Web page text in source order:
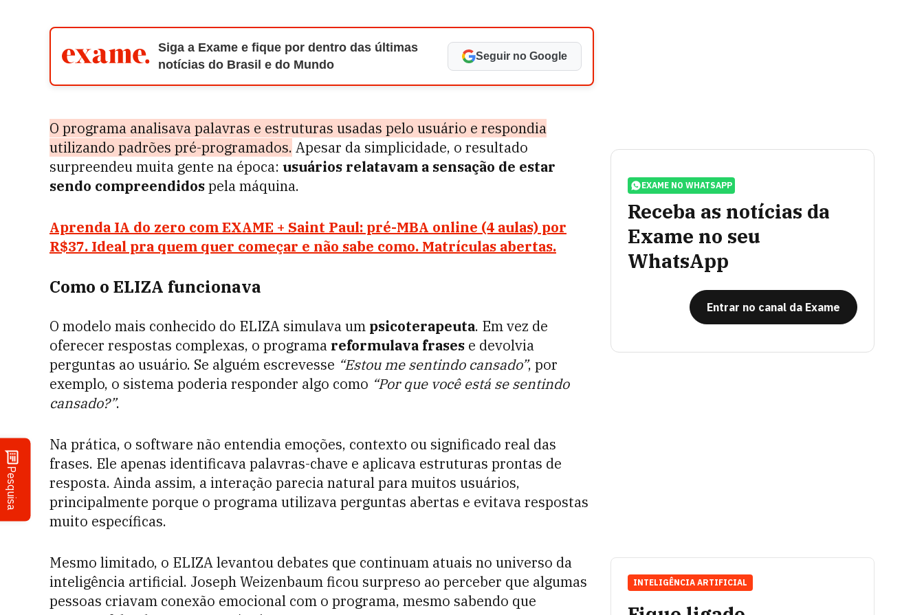
Pesquisa
Siga a Exame e fique por dentro das últimas
notícias do Brasil e do Mundo
Seguir no Google
O programa analisava palavras e estruturas usadas pelo usuário e respondia
utilizando padrões pré-programados. Apesar da simplicidade, o resultado
surpreendeu muita gente na época: usuários relatavam a sensação de estar
sendo compreendidospela máquina.
Aprenda IA do zero com EXAME + Saint Paul: pré-MBA online (4 aulas) por
R$37. Ideal pra quem quer começar e não sabe como. Matrículas abertas.
Como o ELIZA funcionava
O modelo mais conhecido do ELIZA simulava um psicoterapeuta. Em vez de
oferecer respostas complexas, o programa reformulava frases e devolvia
perguntas ao usuário. Se alguém escrevesse “Estou me sentindo cansado”, por
exemplo, o sistema poderia responder algo como “Por que você está se sentindo
cansado?”.
Na prática, o software não entendia emoções, contexto ou significado real das
frases. Ele apenas identificava palavras-chave e aplicava estruturas prontas de
resposta. Ainda assim, a interação parecia natural para muitos usuários,
principalmente porque o programa utilizava perguntas abertas e evitava respostas
muito específicas.
Mesmo limitado, o ELIZA levantou debates que continuam atuais no universo da
inteligência artificial. Joseph Weizenbaum ficou surpreso ao perceber que algumas
pessoas criavam conexão emocional com o programa, mesmo sabendo que
EXAME NO WHATSAPP
Receba as notícias da
Exame no seu
WhatsApp
Entrar no canal da Exame
INTELIGÊNCIA ARTIFICIAL